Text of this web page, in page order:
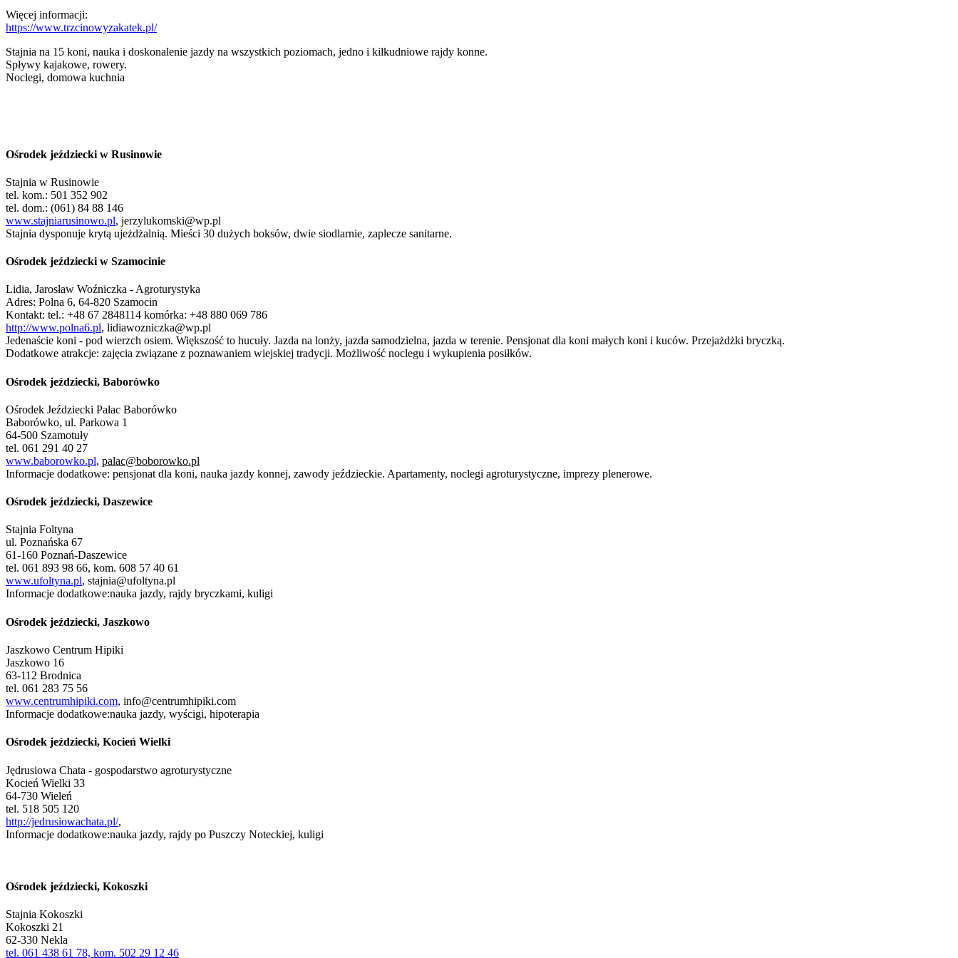
Więcej informacji:
https://www.trzcinowyzakatek.pl/
Stajnia na 15 koni, nauka i doskonalenie jazdy na wszystkich poziomach, jedno i kilkudniowe rajdy konne.
Spływy kajakowe, rowery.
Noclegi, domowa kuchnia
Ośrodek jeździecki w Rusinowie
Stajnia w Rusinowie
tel. kom.: 501 352 902
tel. dom.: (061) 84 88 146
www.stajniarusinowo.pl, jerzylukomski@wp.pl
Stajnia dysponuje krytą ujeżdżalnią. Mieści 30 dużych boksów, dwie siodlarnie, zaplecze sanitarne.
Ośrodek jeździecki w Szamocinie
Lidia, Jarosław Woźniczka - Agroturystyka
Adres: Polna 6, 64-820 Szamocin
Kontakt: tel.: +48 67 2848114 komórka: +48 880 069 786
http://www.polna6.pl, lidiawozniczka@wp.pl
Jedenaście koni - pod wierzch osiem. Większość to hucuły. Jazda na lonży, jazda samodzielna, jazda w terenie. Pensjonat dla koni małych koni i kuców. Przejażdżki bryczką.
Dodatkowe atrakcje: zajęcia związane z poznawaniem wiejskiej tradycji. Możliwość noclegu i wykupienia posiłków.
Ośrodek jeździecki, Baborówko
Ośrodek Jeździecki Pałac Baborówko
Baborówko, ul. Parkowa 1
64-500 Szamotuły
tel. 061 291 40 27
www.baborowko.pl, palac@boborowko.pl
Informacje dodatkowe: pensjonat dla koni, nauka jazdy konnej, zawody jeździeckie. Apartamenty, noclegi agroturystyczne, imprezy plenerowe.
Ośrodek jeździecki, Daszewice
Stajnia Foltyna
ul. Poznańska 67
61-160 Poznań-Daszewice
tel. 061 893 98 66, kom. 608 57 40 61
www.ufoltyna.pl, stajnia@ufoltyna.pl
Informacje dodatkowe:nauka jazdy, rajdy bryczkami, kuligi
Ośrodek jeździecki, Jaszkowo
Jaszkowo Centrum Hipiki
Jaszkowo 16
63-112 Brodnica
tel. 061 283 75 56
www.centrumhipiki.com, info@centrumhipiki.com
Informacje dodatkowe:nauka jazdy, wyścigi, hipoterapia
Ośrodek jeździecki, Kocień Wielki
Jędrusiowa Chata - gospodarstwo agroturystyczne
Kocień Wielki 33
64-730 Wieleń
tel. 518 505 120
http://jedrusiowachata.pl/,
Informacje dodatkowe:nauka jazdy, rajdy po Puszczy Noteckiej, kuligi
Ośrodek jeździecki, Kokoszki
Stajnia Kokoszki
Kokoszki 21
62-330 Nekla
tel. 061 438 61 78, kom. 502 29 12 46